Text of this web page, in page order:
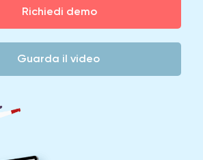
Richiedi demo
Guarda il video